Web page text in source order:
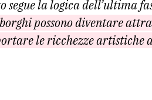
segue la logica dell’ultima
possono diventare
le ricchezze artistiche